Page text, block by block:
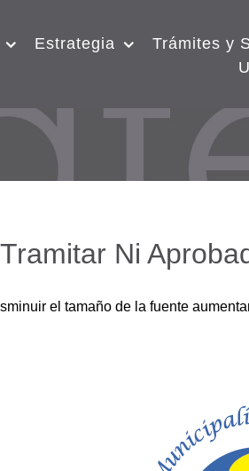
Estrategia
Trámites y
Ni
el tamaño de la fuente